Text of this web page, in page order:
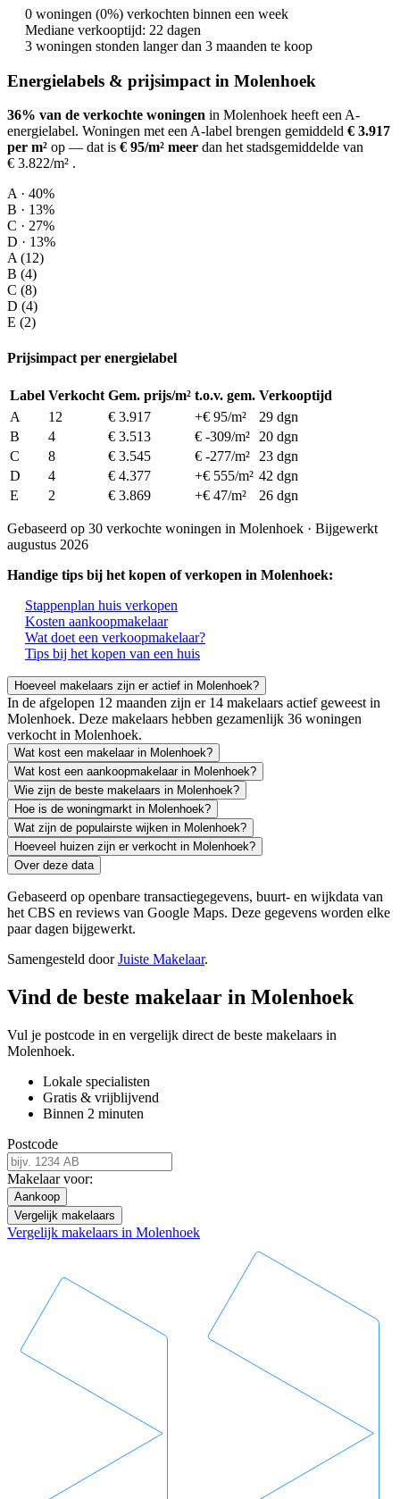
0 woningen (0%) verkochten binnen een week
Mediane verkooptijd: 22 dagen
3 woningen stonden langer dan 3 maanden te koop
Energielabels & prijsimpact in Molenhoek
36% van de verkochte woningen in Molenhoek heeft een A-
energielabel. Woningen met een A-label brengen gemiddeld € 3.917
per m² op — dat is € 95/m² meer dan het stadsgemiddelde van
€ 3.822/m² .
A · 40%
B · 13%
C · 27%
D · 13%
A (12)
B (4)
C (8)
D (4)
E (2)
Prijsimpact per energielabel
Label Verkocht Gem. prijs/m² t.o.v. gem. Verkooptijd
A
12 € 3.917 +€ 95/m²
29 dgn
B
4 € 3.513 € -309/m²
20 dgn
C
8 € 3.545 € -277/m²
23 dgn
D
4 € 4.377 +€ 555/m² 42 dgn
E
2 € 3.869 +€ 47/m² 26 dgn
Gebaseerd op 30 verkochte woningen in Molenhoek · Bijgewerkt
augustus 2026
Handige tips bij het kopen of verkopen in Molenhoek:
Stappenplan huis verkopen
Kosten aankoopmakelaar
Wat doet een verkoopmakelaar?
Tips bij het kopen van een huis
Hoeveel makelaars zijn er actief in Molenhoek?
In de afgelopen 12 maanden zijn er 14 makelaars actief geweest in
Molenhoek. Deze makelaars hebben gezamenlijk 36 woningen
verkocht in Molenhoek.
Wat kost een makelaar in Molenhoek?
Wat kost een aankoopmakelaar in Molenhoek?
Wie zijn de beste makelaars in Molenhoek?
Hoe is de woningmarkt in Molenhoek?
Wat zijn de populairste wijken in Molenhoek?
Hoeveel huizen zijn er verkocht in Molenhoek?
Over deze data
Gebaseerd op openbare transactiegegevens, buurt- en wijkdata van
het CBS en reviews van Google Maps. Deze gegevens worden elke
paar dagen bijgewerkt.
Samengesteld doorJuiste Makelaar.
Vind de beste makelaar in Molenhoek
Vul je postcode in en vergelijk direct de beste makelaars in
Molenhoek.
Lokale specialisten
Gratis & vrijblijvend
Binnen 2 minuten
Postcode
Makelaar voor:
Aankoop
Vergelijk makelaars
Vergelijk makelaars in Molenhoek